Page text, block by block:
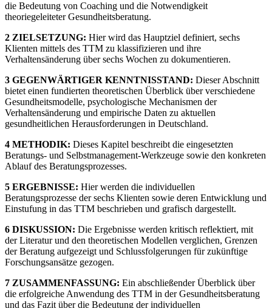
die Bedeutung von Coaching und die Notwendigkeit
theoriegeleiteter Gesundheitsberatung.
2 ZIELSETZUNG: Hier wird das Hauptziel definiert, sechs
Klienten mittels des TTM zu klassifizieren und ihre
Verhaltensänderung über sechs Wochen zu dokumentieren.
3 GEGENWÄRTIGER KENNTNISSTAND: Dieser Abschnitt
bietet einen fundierten theoretischen Überblick über verschiedene
Gesundheitsmodelle, psychologische Mechanismen der
Verhaltensänderung und empirische Daten zu aktuellen
gesundheitlichen Herausforderungen in Deutschland.
4 METHODIK: Dieses Kapitel beschreibt die eingesetzten
Beratungs- und Selbstmanagement-Werkzeuge sowie den konkreten
Ablauf des Beratungsprozesses.
5 ERGEBNISSE: Hier werden die individuellen
Beratungsprozesse der sechs Klienten sowie deren Entwicklung und
Einstufung in das TTM beschrieben und grafisch dargestellt.
6 DISKUSSION: Die Ergebnisse werden kritisch reflektiert, mit
der Literatur und den theoretischen Modellen verglichen, Grenzen
der Beratung aufgezeigt und Schlussfolgerungen für zukünftige
Forschungsansätze gezogen.
7 ZUSAMMENFASSUNG: Ein abschließender Überblick über
die erfolgreiche Anwendung des TTM in der Gesundheitsberatung
und das Fazit über die Bedeutung der individuellen